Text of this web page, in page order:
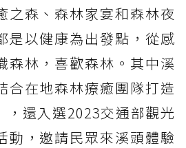
之森、森林家宴和森林夜
是以健康為出發點，從感
森林，喜歡森林。其中溪
合在地森林療癒團隊打造
，還入選2023交通部觀光
動，邀請民眾來溪頭體驗